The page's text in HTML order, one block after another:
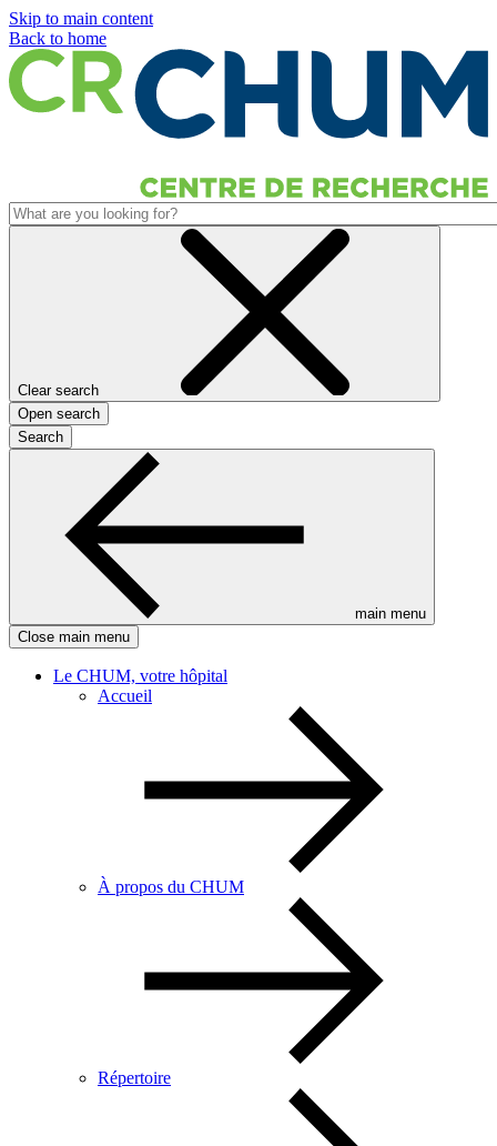
Skip to main content
Back to home
Clear search
Open search
Search
main menu
Close main menu
Le CHUM, votre hôpital
Accueil
À propos du CHUM
Répertoire